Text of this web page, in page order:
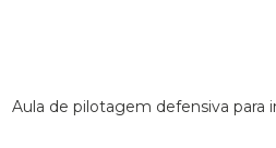
aula de pilotagem defensiva para